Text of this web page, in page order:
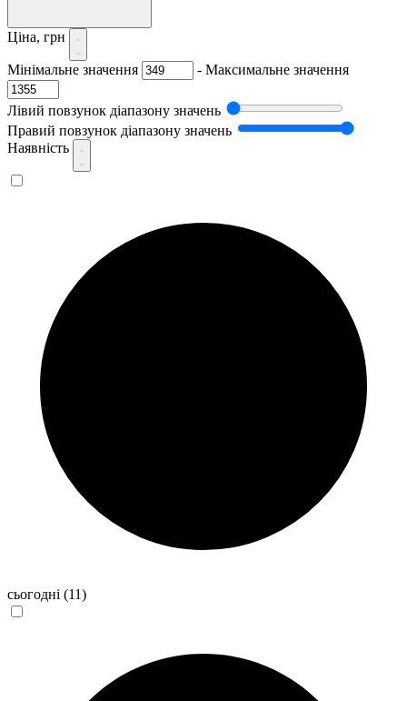
Ціна, грн
Мінімальне значення - Максимальне значення
Лівий повзунок діапазону значень
Правий повзунок діапазону значень
Наявність
сьогодні (11)